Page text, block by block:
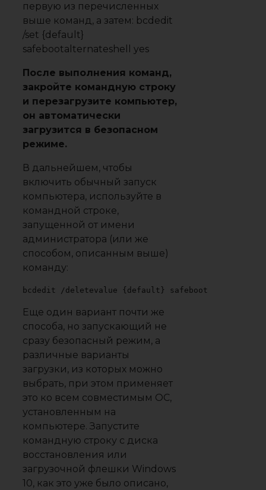
первую из перечисленных
выше команд, а затем: bcdedit
/set {default}
safebootalternateshell yes
После выполнения команд,
закройте командную строку
и перезагрузите компьютер,
он автоматически
загрузится в безопасном
режиме.
В дальнейшем, чтобы
включить обычный запуск
компьютера, используйте в
командной строке,
запущенной от имени
администратора (или же
способом, описанным выше)
команду:
bcdedit /deletevalue {default} safeboot
Еще один вариант почти же
способа, но запускающий не
сразу безопасный режим, а
различные варианты
загрузки, из которых можно
выбрать, при этом применяет
это ко всем совместимым ОС,
установленным на
компьютере. Запустите
командную строку с диска
восстановления или
загрузочной флешки Windows
10, как это уже было описано,